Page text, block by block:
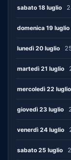
sabato 18 luglio
domenica 19 luglio
lunedì 20 luglio
martedì 21 luglio
mercoledì 22 luglio
giovedì 23 luglio
venerdì 24 luglio
sabato 25 luglio